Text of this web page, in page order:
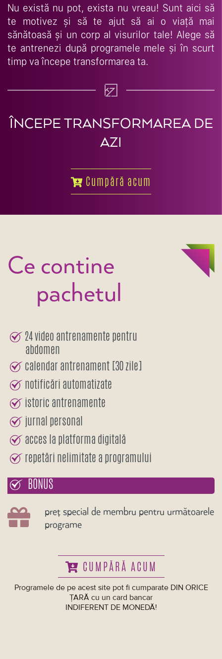
Nu există nu pot, exista nu vreau! Sunt aici să
te motivez și să te ajut să ai o viață mai
sănătoasă și un corp al visurilor tale! Alege să
te antrenezi după programele mele și în scurt
timp va începe transformarea ta.
ÎNCEPE TRANSFORMAREA DE
AZI
Cumpără acum
Ce contine
pachetul
24 video antrenamente pentru
abdomen
calendar antrenament [30 zile]
notificări automatizate
istoric antrenamente
jurnal personal
acces la platforma digitală
repetări nelimitate a programului
BONUS
preț special de membru pentru următoarele
programe
CUMPĂRĂ ACUM
Programele de pe acest site pot fi cumparate DIN ORICE
ȚARĂ cu un card bancar
INDIFERENT DE MONEDĂ!